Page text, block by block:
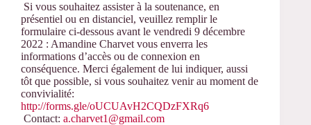
Si vous souhaitez assister à la soutenance, en
présentiel ou en distanciel, veuillez remplir le
formulaire ci-dessous avant le vendredi 9 décembre
2022 : Amandine Charvet vous enverra les
informations d’accès ou de connexion en
conséquence. Merci également de lui indiquer, aussi
tôt que possible, si vous souhaitez venir au moment de
convivialité:
http://forms.gle/oUCUAvH2CQDzFXRq6
‌ Contact: a.charvet1@gmail.com